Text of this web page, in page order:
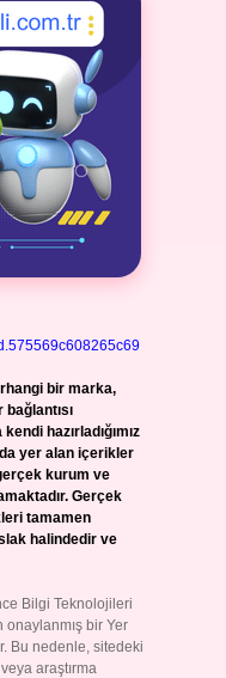
bir marka,
hazırladığımız
yer alan içerikler
kurum ve
Gerçek
tamamen
halindedir ve
Bilgi Teknolojileri
onaylanmış bir Yer
Bu nedenle, sitedeki
araştırma